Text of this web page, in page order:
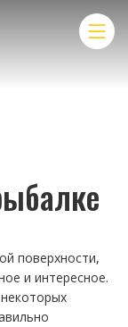
поверхности,
и интересное.